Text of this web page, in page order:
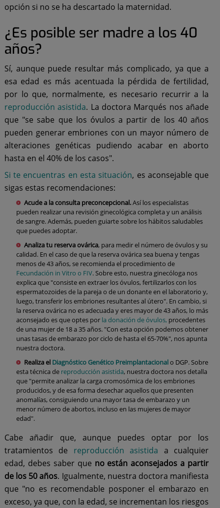
opción si no se ha descartado la maternidad.
¿Es posible ser madre a los 40
años?
Sí, aunque puede resultar más complicado, ya que a
esa edad es más acentuada la pérdida de fertilidad,
por lo que, normalmente, es necesario recurrir a la
reproducción asistida. La doctora Marqués nos añade
que "se sabe que los óvulos a partir de los 40 años
pueden generar embriones con un mayor número de
alteraciones genéticas pudiendo acabar en aborto
hasta en el 40% de los casos".
Si te encuentras en esta situación, es aconsejable que
sigas estas recomendaciones:
Acude a la consulta preconcepcional.Así los especialistas
pueden realizar una revisión ginecológica completa y un análisis
de sangre. Además, pueden guiarte sobre los hábitos saludables
que puedes adoptar.
Analiza tu reserva ovárica, para medir el número de óvulos y su
calidad. En el caso de que la reserva ovárica sea buena y tengas
menos de 43 años, se recomienda el procedimiento de
Fecundación in Vitro o FIV. Sobre esto, nuestra ginecóloga nos
explica que "consiste en extraer los óvulos, fertilizarlos con los
espermatozoides de la pareja o de un donante en el laboratorio y,
luego, transferir los embriones resultantes al útero". En cambio, si
la reserva ovárica no es adecuada y eres mayor de 43 años, lo más
aconsejado es que optes por la donación de óvulos, procedentes
de una mujer de 18 a 35 años. "Con esta opción podemos obtener
unas tasas de embarazo por ciclo de hasta el 65-70%", nos apunta
nuestra doctora.
Realiza el Diagnóstico Genético Preimplantacionalo DGP. Sobre
esta técnica de reproducción asistida, nuestra doctora nos detalla
que "permite analizar la carga cromosómica de los embriones
producidos, y de esa forma desechar aquellos que presenten
anomalías, consiguiendo una mayor tasa de embarazo y un
menor número de abortos, incluso en las mujeres de mayor
edad".
Cabe añadir que, aunque puedes optar por los
tratamientos de reproducción asistida a cualquier
edad, debes saber que no están aconsejados a partir
de los 50 años. Igualmente, nuestra doctora manifiesta
que "no es recomendable posponer el embarazo en
exceso, ya que, con la edad, se incrementan los riesgos